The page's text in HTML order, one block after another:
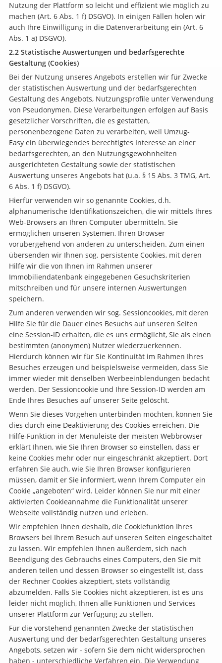
Nutzung der Plattform so leicht und effizient wie möglich zu
machen (Art. 6 Abs. 1 f) DSGVO). In einigen Fällen holen wir
auch Ihre Einwilligung in die Datenverarbeitung ein (Art. 6
Abs. 1 a) DSGVO).
2.2 Statistische Auswertungen und bedarfsgerechte
Gestaltung (Cookies)
Bei der Nutzung unseres Angebots erstellen wir für Zwecke
der statistischen Auswertung und der bedarfsgerechten
Gestaltung des Angebots, Nutzungsprofile unter Verwendung
von Pseudonymen. Diese Verarbeitungen erfolgen auf Basis
gesetzlicher Vorschriften, die es gestatten,
personenbezogene Daten zu verarbeiten, weil Umzug-
Easy ein überwiegendes berechtigtes Interesse an einer
bedarfsgerechten, an den Nutzungsgewohnheiten
ausgerichteten Gestaltung sowie der statistischen
Auswertung unseres Angebots hat (u.a. § 15 Abs. 3 TMG, Art.
6 Abs. 1 f) DSGVO).
Hierfür verwenden wir so genannte Cookies, d.h.
alphanumerische Identifikationszeichen, die wir mittels Ihres
Web-Browsers an Ihren Computer übermitteln. Sie
ermöglichen unseren Systemen, Ihren Browser
vorübergehend von anderen zu unterscheiden. Zum einen
übersenden wir Ihnen sog. persistente Cookies, mit deren
Hilfe wir die von Ihnen im Rahmen unserer
Immobiliendatenbank eingegebenen Gesuchskriterien
mitschreiben und für unsere internen Auswertungen
speichern.
Zum anderen verwenden wir sog. Sessioncookies, mit deren
Hilfe Sie für die Dauer eines Besuchs auf unseren Seiten
eine Session-ID erhalten, die es uns ermöglicht, Sie als einen
bestimmten (anonymen) Nutzer wiederzuerkennen.
Hierdurch können wir für Sie Kontinuität im Rahmen Ihres
Besuches erzeugen und beispielsweise vermeiden, dass Sie
immer wieder mit denselben Werbeeinblendungen bedacht
werden. Der Sessioncookie und Ihre Session-ID werden am
Ende Ihres Besuches auf unserer Seite gelöscht.
Wenn Sie dieses Vorgehen unterbinden möchten, können Sie
dies durch eine Deaktivierung des Cookies erreichen. Die
Hilfe-Funktion in der Menüleiste der meisten Webbrowser
erklärt Ihnen, wie Sie Ihren Browser so einstellen, dass er
keine Cookies mehr oder nur eingeschränkt akzeptiert. Dort
erfahren Sie auch, wie Sie Ihren Browser konfigurieren
müssen, damit er Sie informiert, wenn Ihrem Computer ein
Cookie „angeboten“ wird. Leider können Sie nur mit einer
aktivierten Cookieannahme die Funktionalität unserer
Webseite vollständig nutzen und erleben.
Wir empfehlen Ihnen deshalb, die Cookiefunktion Ihres
Browsers bei Ihrem Besuch auf unseren Seiten eingeschaltet
zu lassen. Wir empfehlen Ihnen außerdem, sich nach
Beendigung des Gebrauchs eines Computers, den Sie mit
anderen teilen und dessen Browser so eingestellt ist, dass
der Rechner Cookies akzeptiert, stets vollständig
abzumelden. Falls Sie Cookies nicht akzeptieren, ist es uns
leider nicht möglich, Ihnen alle Funktionen und Services
unserer Plattform zur Verfügung zu stellen.
Für die vorstehend genannten Zwecke der statistischen
Auswertung und der bedarfsgerechten Gestaltung unseres
Angebots, setzen wir - sofern Sie dem nicht widersprochen
haben - unterschiedliche Verfahren ein. Die Verwendung